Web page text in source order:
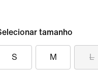
tamanho
S M L